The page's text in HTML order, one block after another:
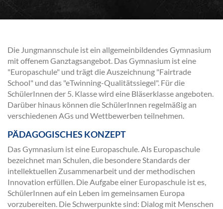
Die Jungmannschule ist ein allgemeinbildendes Gymnasium
mit offenem Ganztagsangebot. Das Gymnasium ist eine
"Europaschule" und trägt die Auszeichnung "Fairtrade
School" und das "eTwinning-Qualitätssiegel". Für die
SchülerInnen der 5. Klasse wird eine Bläserklasse angeboten.
Darüber hinaus können die SchülerInnen regelmäßig an
verschiedenen AGs und Wettbewerben teilnehmen.
PÄDAGOGISCHES KONZEPT
Das Gymnasium ist eine Europaschule. Als Europaschule
bezeichnet man Schulen, die besondere Standards der
intellektuellen Zusammenarbeit und der methodischen
Innovation erfüllen. Die Aufgabe einer Europaschule ist es,
SchülerInnen auf ein Leben im gemeinsamen Europa
vorzubereiten. Die Schwerpunkte sind: Dialog mit Menschen